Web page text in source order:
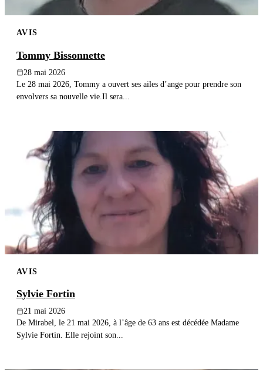
AVIS
Tommy Bissonnette
28 mai 2026
Le 28 mai 2026, Tommy a ouvert ses ailes d’ange pour prendre son
envolvers sa nouvelle vie.Il sera...
AVIS
Sylvie Fortin
21 mai 2026
De Mirabel, le 21 mai 2026, à l’âge de 63 ans est décédée Madame
Sylvie Fortin. Elle rejoint son...